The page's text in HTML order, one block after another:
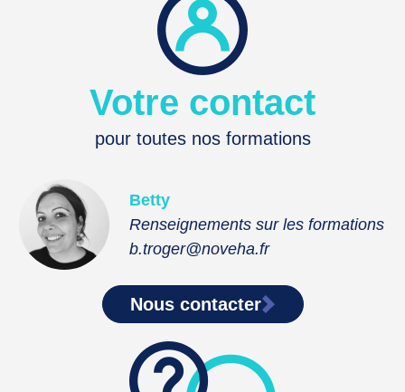
Votre contact
pour toutes nos formations
Betty
Renseignements sur les formations
b.troger@noveha.fr
Nous contacter